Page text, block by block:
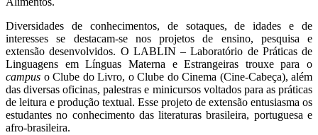
Diversidades de conhecimentos, de sotaques, de idades e de
interesses se destacam-senos projetos de ensino, pesquisa e
extensão desenvolvidos. O LABLIN – Laboratório de Práticas de
Linguagens em Línguas Materna e Estrangeiras trouxe para o
campus o Clube do Livro, o Clube do Cinema (Cine-Cabeça), além
das diversas oficinas, palestras e minicursos voltados para as práticas
de leitura e produção textual. Esse projeto de extensão entusiasma os
estudantes no conhecimento das literaturas brasileira, portuguesa e
afro-brasileira.